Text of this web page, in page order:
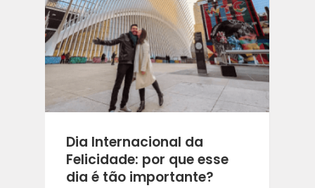
Dia Internacional da
Felicidade: por que esse
dia é tão importante?